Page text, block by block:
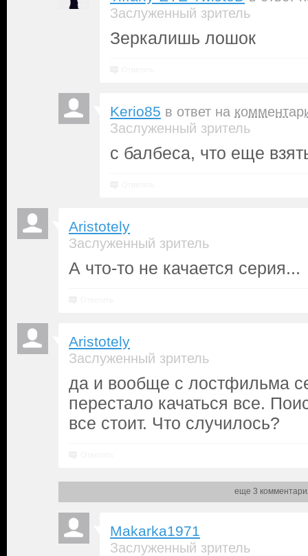
Заслуженный зритель
Зеркалишь лошок
Kerio85 в ответ на
Заслуженный зритель
с балбеса, что еще
Aristotely
Заслуженный зритель
А что-то не качается серия...
Aristotely
Заслуженный зритель
да и вообще с лостфильма
перестало качаться все.
все стоит. Что случилось?
еще 3
Makarka1971
Заслуженный зритель